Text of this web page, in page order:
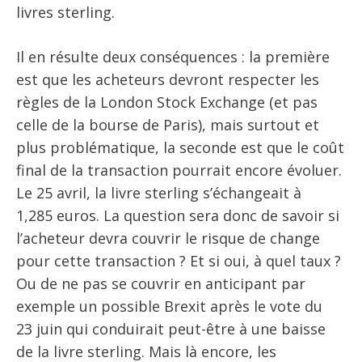
livres sterling.
Il en résulte deux conséquences : la première
est que les acheteurs devront respecter les
règles de la London Stock Exchange (et pas
celle de la bourse de Paris), mais surtout et
plus problématique, la seconde est que le coût
final de la transaction pourrait encore évoluer.
Le 25 avril, la livre sterling s’échangeait à
1,285 euros. La question sera donc de savoir si
l’acheteur devra couvrir le risque de change
pour cette transaction ? Et si oui, à quel taux ?
Ou de ne pas se couvrir en anticipant par
exemple un possible Brexit après le vote du
23 juin qui conduirait peut-être à une baisse
de la livre sterling. Mais là encore, les